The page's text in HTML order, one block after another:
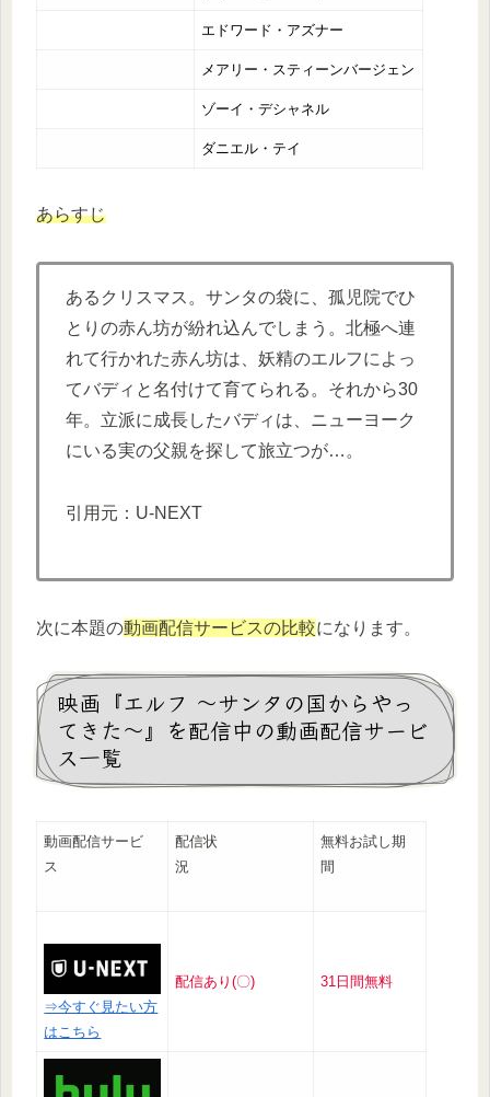
エドワード・アズナー
メアリー・スティーンバージェン
ゾーイ・デシャネル
ダニエル・テイ
あらすじ
あるクリスマス。サンタの袋に、孤児院でひ
とりの赤ん坊が紛れ込んでしまう。北極へ連
れて行かれた赤ん坊は、妖精のエルフによっ
てバディと名付けて育てられる。それから30
年。立派に成長したバディは、ニューヨーク
にいる実の父親を探して旅立つが…。
引用元：U-NEXT
次に本題の動画配信サービスの比較になります。
映画『エルフ ～サンタの国からやっ
てきた～』を配信中の動画配信サービ
ス一覧
動画配信サービ
ス
配信状
況
無料お試し期
間
⇒今すぐ見たい方
はこちら
配信あり(〇) 31日間無料